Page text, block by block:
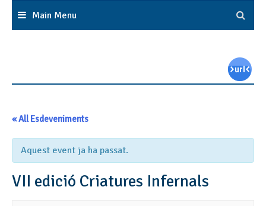
Main Menu
« All Esdeveniments
Aquest event ja ha passat.
VII edició Criatures Infernals